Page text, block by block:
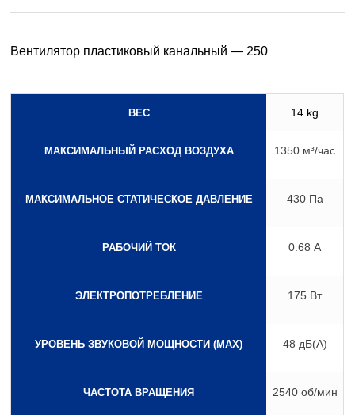
Вентилятор пластиковый канальный — 250
ВЕС 14 kg
МАКСИМАЛЬНЫЙ РАСХОД ВОЗДУХА 1350 м³/час
МАКСИМАЛЬНОЕ СТАТИЧЕСКОЕ ДАВЛЕНИЕ 430 Па
РАБОЧИЙ ТОК 0.68 А
ЭЛЕКТРОПОТРЕБЛЕНИЕ 175 Вт
УРОВЕНЬ ЗВУКОВОЙ МОЩНОСТИ (MAX) 48 дБ(А)
ЧАСТОТА ВРАЩЕНИЯ 2540 об/мин